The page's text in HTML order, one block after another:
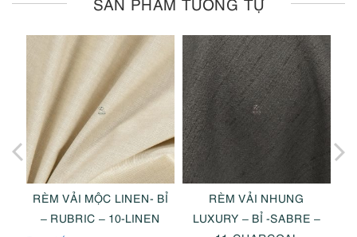
RÈM VẢI MỘC LINEN- BỈ
– RUBRIC – 10-LINEN
RÈM VẢI NHUNG
LUXURY – BỈ -SABRE –